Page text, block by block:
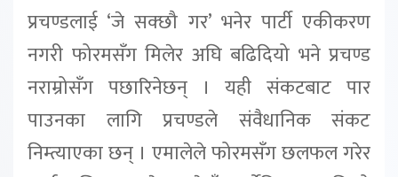
प्रचण्डलाई ‘जे सक्छौ गर’ भनेर पार्टी एकीकरण
नगरी फोरमसँग मिलेर अघि बढिदियो भने प्रचण्ड
नराम्रोसँग पछारिनेछन् । यही संकटबाट पार
पाउनका लागि प्रचण्डले संवैधानिक संकट
निम्त्याएका छन् । एमालेले फोरमसँग छलफल गरेर